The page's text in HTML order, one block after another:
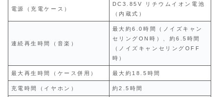
電源（充電ケース）
DC3.85V リチウムイオン電池
（内蔵式）
連続再生時間（音楽）
最大約6.0時間（ノイズキャン
セリングON時）、約6.5時間
（ノイズキャンセリングOFF
時）
最大再生時間（ケース併用） 最大約18.5時間
充電時間（イヤホン） 約2.5時間